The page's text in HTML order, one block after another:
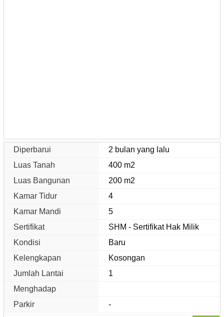
Diperbarui
2 bulan yang lalu
Luas Tanah
400 m2
Luas Bangunan
200 m2
Kamar Tidur
4
Kamar Mandi
5
Sertifikat
SHM - Sertifikat Hak Milik
Kondisi
Baru
Kelengkapan
Kosongan
Jumlah Lantai
1
Menghadap
Parkir
-